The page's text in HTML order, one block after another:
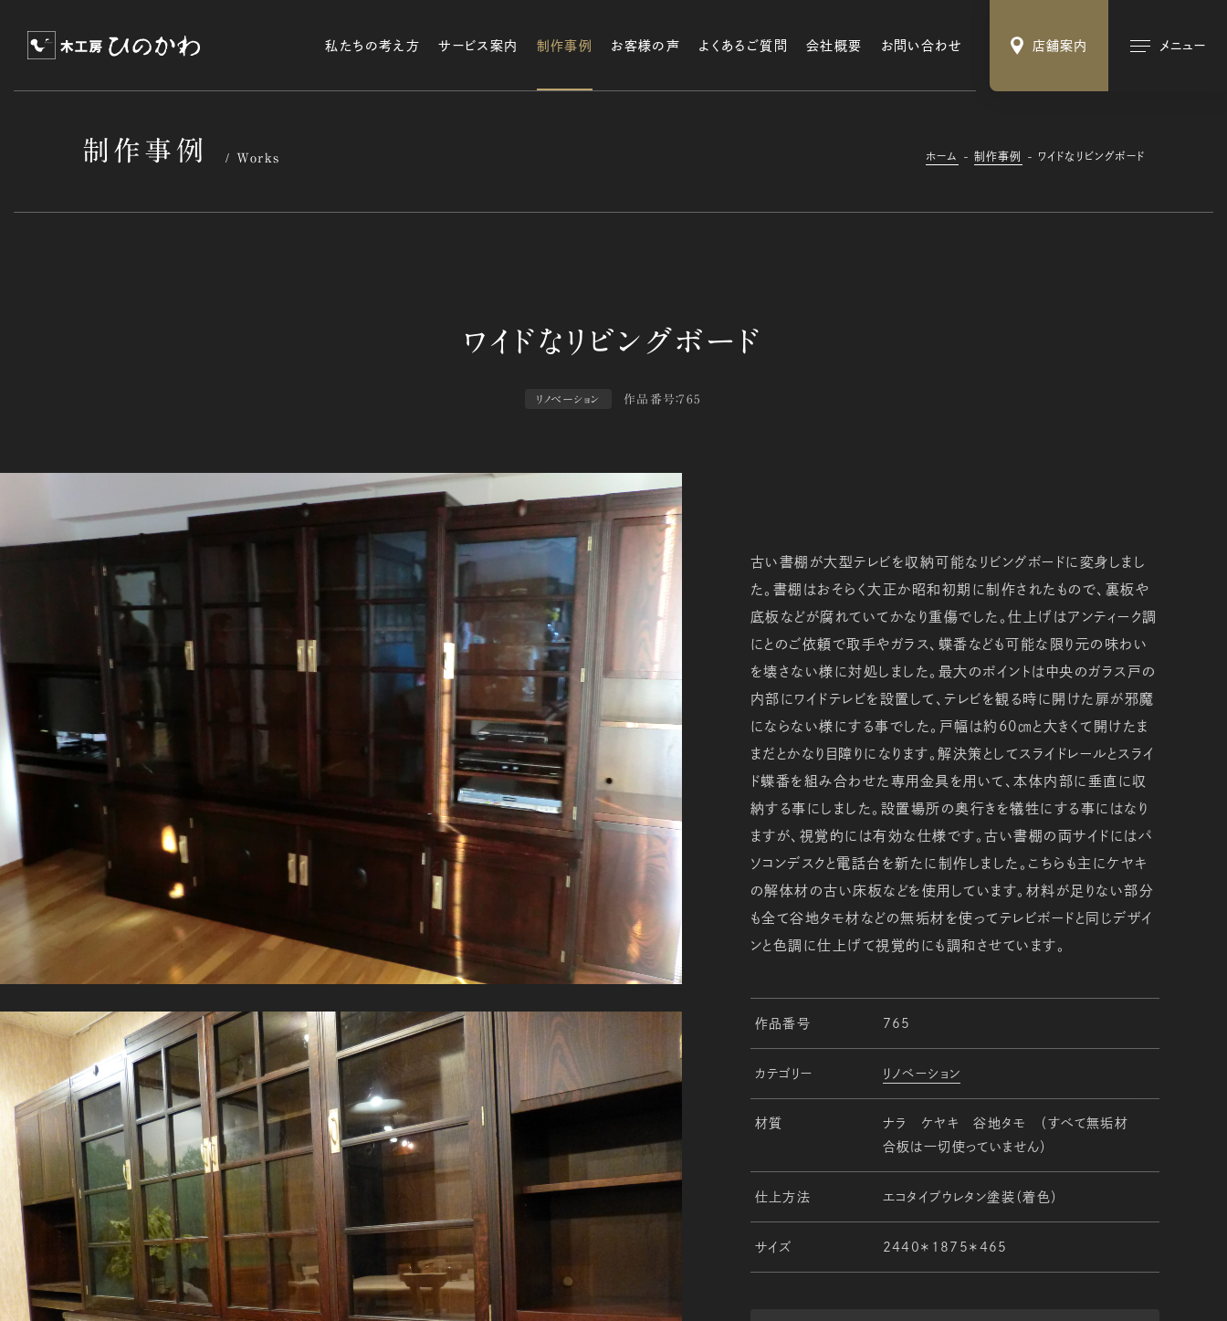
私たちの考え方 サービス案内 制作事例 お客様の声 よくあるご質問 会社概要 お問い合わせ 店舗案内 メニュー
制作事例 Works ホーム 制作事例 ワイドなリビングボード
リノベーション 作品番号：765
古い書棚が大型テレビを収納可能なリビングボードに変身しまし
た。書棚はおそらく大正か昭和初期に制作されたもので、裏板や
底板などが腐れていてかなり重傷でした。仕上げはアンティーク調
にとのご依頼で取手やガラス、蝶番なども可能な限り元の味わい
を壊さない様に対処しました。最大のポイントは中央のガラス戸の
内部にワイドテレビを設置して、テレビを観る時に開けた扉が邪魔
にならない様にする事でした。戸幅は約60㎝と大きくて開けたま
まだとかなり目障りになります。解決策としてスライドレールとスライ
ド蝶番を組み合わせた専用金具を用いて、本体内部に垂直に収
納する事にしました。設置場所の奥行きを犠牲にする事にはなり
ますが、視覚的には有効な仕様です。古い書棚の両サイドにはパ
ソコンデスクと電話台を新たに制作しました。こちらも主にケヤキ
の解体材の古い床板などを使用しています。材料が足りない部分
も全て谷地タモ材などの無垢材を使ってテレビボードと同じデザイ
ンと色調に仕上げて視覚的にも調和させています。
作品番号 765
カテゴリー リノベーション
材質 ナラ ケヤキ 谷地タモ （すべて無垢材
合板は一切使っていません）
仕上方法 エコタイプウレタン塗装（着色）
サイズ 2440＊1875＊465